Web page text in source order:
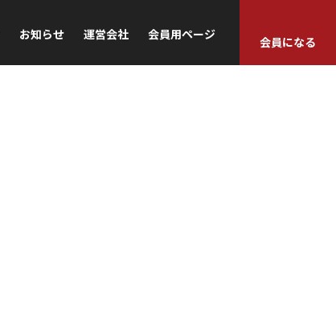
お知らせ 運営会社 会員用ページ
会員になる